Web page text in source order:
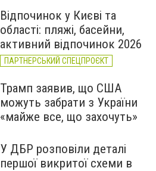
Відпочинок у Києві та
області: пляжі, басейни,
активний відпочинок 2026
ПАРТНЕРСЬКИЙ СПЕЦПРОЄКТ
Трамп заявив, що США
можуть забрати з України
«майже все, що захочуть»
У ДБР розповіли деталі
першої викритої схеми в